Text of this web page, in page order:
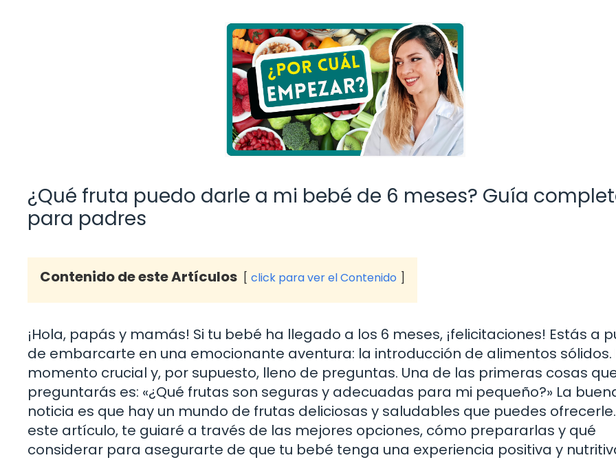
¿Qué fruta puedo darle a mi bebé de 6 meses? Guía
para padres
Contenido de este Artículos click para ver el Contenido
¡Hola, papás y mamás! Si tu bebé ha llegado a los 6 meses, ¡felicitaciones! Estás a
de embarcarte en una emocionante aventura: la introducción de alimentos sólidos.
momento crucial y, por supuesto, lleno de preguntas. Una de las primeras cosas
preguntarás es: «¿Qué frutas son seguras y adecuadas para mi pequeño?» La
noticia es que hay un mundo de frutas deliciosas y saludables que puedes ofrecerle.
este artículo, te guiaré a través de las mejores opciones, cómo prepararlas y qué
considerar para asegurarte de que tu bebé tenga una experiencia positiva y